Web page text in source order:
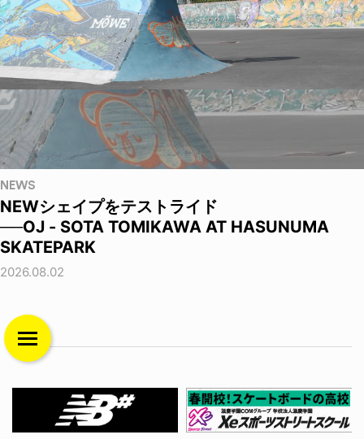
NEWS
NEWシェイプをテストライド
──OJ - SOTA TOMIKAWA AT HASUNUMA
SKATEPARK
2026.08.02